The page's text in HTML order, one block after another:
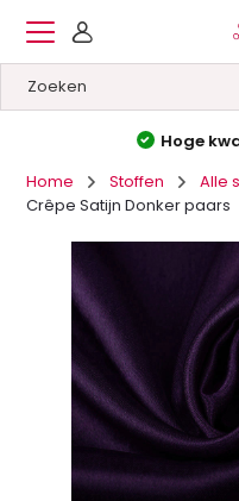
Hoge
Home
Stoffen
Alle
Crêpe Satijn Donker paars